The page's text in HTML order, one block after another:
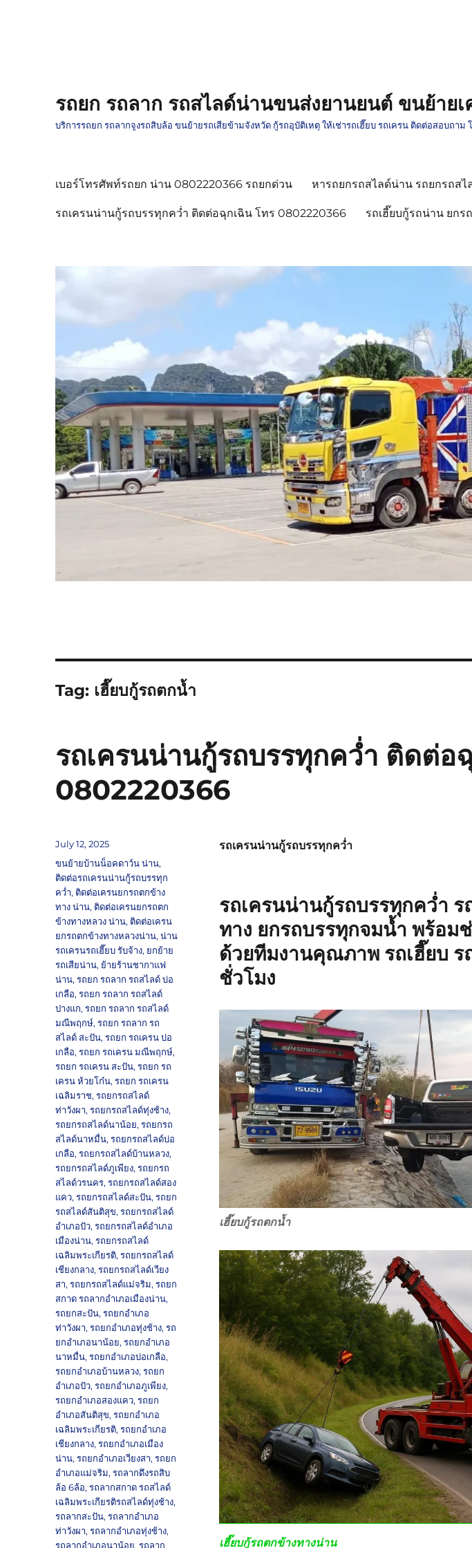
รถยก รถลาก รถสไลด์น่านขนส่งยานยนต์ ขนย้ายเ
บริการรถยก รถลากจูงรถสิบล้อ ขนย้ายรถเสียข้ามจังหวัด กู้รถอุบัติเหตุ ให้เช่ารถเฮี๊ยบ รถเครน ติดต่อสอบถาม
เบอร์โทรศัพท์รถยก น่าน 0802220366 รถยกด่วน หารถยกรถสไลด์น่าน รถยกรถส
รถเครนน่านกู้รถบรรทุกคว่ำ ติดต่อฉุกเฉิน โทร 0802220366 รถเฮี๊ยบกู้รถน่าน ยก
Tag: เฮี๊ยบกู้รถตกน้ำ
รถเครนน่านกู้รถบรรทุกคว่ำ ติดต่อ
0802220366
รถเครนน่านกู้รถบรรทุกคว่ำ
รถเครนน่านกู้รถบรรทุกคว่ำ ร
ทาง ยกรถบรรทุกจมน้ำ พร้อม
ด้วยทีมงานคุณภาพ รถเฮี๊ยบ ร
ชั่วโมง
เฮี๊ยบกู้รถตกน้ำ
เฮี๊ยบกู้รถตกข้างทางน่าน
Posted
July 12, 2025
Tags
ขนย้ายบ้านน็อคดาว์น น่าน,
ติดต่อรถเครนน่านกู้รถบรรทุก
คว่ำ, ติดต่อเครนยกรถตกข้าง
ทาง น่าน, ติดต่อเครนยกรถตก
ข้างทางหลวง น่าน, ติดต่อเครน
ยกรถตกข้างทางหลวงน่าน,น่าน
รถเครนรถเฮี๊ยบ รับจ้าง, ยกย้าย
รถเสียน่าน, ย้ายร้านชากาแฟ
น่าน,รถยก รถลาก รถสไลด์ บ่อ
เกลือ,รถยก รถลาก รถสไลด์
ปางแก,รถยก รถลาก รถสไลด์
มณีพฤกษ์,รถยก รถลาก รถ
สไลด์ สะปัน,รถยก รถเครน บ่อ
เกลือ,รถยก รถเครน มณีพฤกษ์,
รถยก รถเครน สะปัน,รถยก รถ
เครน ห้วยโก๋น,รถยก รถเครน
เฉลิมราช,รถยกรถสไลด์
ท่าวังผา,รถยกรถสไลด์ทุ่งช้าง,
รถยกรถสไลด์นาน้อย,รถยกรถ
สไลด์นาหมื่น,รถยกรถสไลด์บ่อ
เกลือ,รถยกรถสไลด์บ้านหลวง,
รถยกรถสไลด์ภูเพียง,รถยกรถ
สไลด์วรนคร,รถยกรถสไลด์สอง
แคว,รถยกรถสไลด์สะปัน,รถยก
รถสไลด์สันติสุข,รถยกรถสไลด์
อำเภอปัว,รถยกรถสไลด์อำเภอ
เมืองน่าน,รถยกรถสไลด์
เฉลิมพระเกียรติ,รถยกรถสไลด์
เชียงกลาง,รถยกรถสไลด์เวียง
สา,รถยกรถสไลด์แม่จริม,รถยก
สกาด รถลากอำเภอเมืองน่าน,
รถยกสะปัน,รถยกอำเภอ
ท่าวังผา,รถยกอำเภอทุ่งช้าง,รถ
ยกอำเภอนาน้อย,รถยกอำเภอ
นาหมื่น,รถยกอำเภอบ่อเกลือ,
รถยกอำเภอบ้านหลวง,รถยก
อำเภอปัว,รถยกอำเภอภูเพียง,
รถยกอำเภอสองแคว,รถยก
อำเภอสันติสุข,รถยกอำเภอ
เฉลิมพระเกียรติ,รถยกอำเภอ
เชียงกลาง,รถยกอำเภอเมือง
น่าน,รถยกอำเภอเวียงสา,รถยก
อำเภอแม่จริม,รถลากดึงรถสิบ
ล้อ 6ล้อ,รถลากสกาด รถสไลด์
เฉลิมพระเกียรติรถสไลด์ทุ่งช้าง,
รถลากสะปัน,รถลากอำเภอ
ท่าวังผา,รถลากอำเภอทุ่งช้าง,
รถลากอำเภอนาน้อย,รถลาก